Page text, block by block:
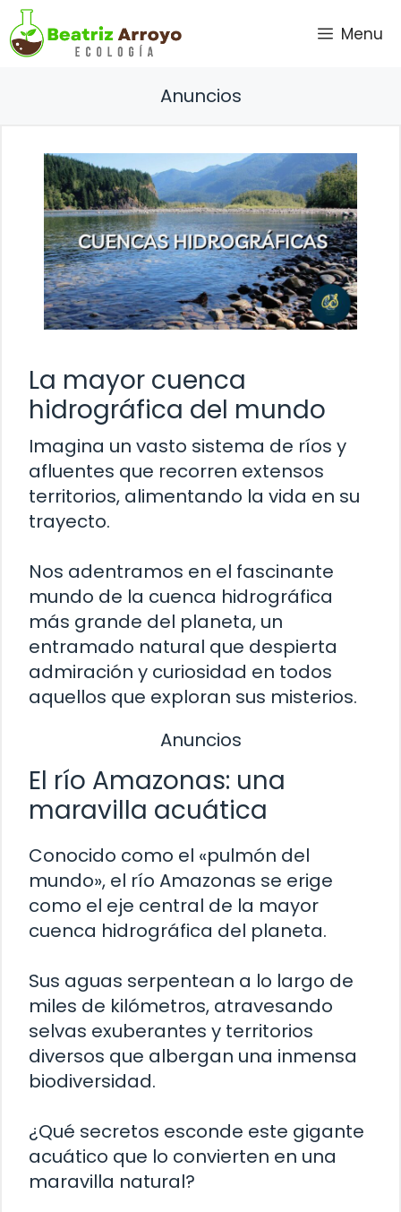
Saltar
al
contenido
Menu
Anuncios
La mayor cuenca
hidrográfica del mundo
Imagina un vasto sistema de ríos y
afluentes que recorren extensos
territorios, alimentando la vida en su
trayecto.
Nos adentramos en el fascinante
mundo de la cuenca hidrográfica
más grande del planeta, un
entramado natural que despierta
admiración y curiosidad en todos
aquellos que exploran sus misterios.
Anuncios
El río Amazonas: una
maravilla acuática
Conocido como el «pulmón del
mundo», el río Amazonas se erige
como el eje central de la mayor
cuenca hidrográfica del planeta.
Sus aguas serpentean a lo largo de
miles de kilómetros, atravesando
selvas exuberantes y territorios
diversos que albergan una inmensa
biodiversidad.
¿Qué secretos esconde este gigante
acuático que lo convierten en una
maravilla natural?